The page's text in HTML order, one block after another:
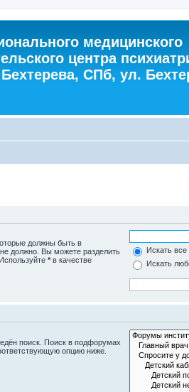
медицинского
центра
СПб, ул.
должны быть в
должно. Вы можете разделить
* в качестве
Искать все
Искать
поиск. Поиск в подфорумах
опцию ниже.